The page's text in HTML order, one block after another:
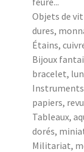
Objets de
dures,
Étains,
Bijoux
bracelet,
Instruments
papiers,
Tableaux,
dorés,
Militariat,